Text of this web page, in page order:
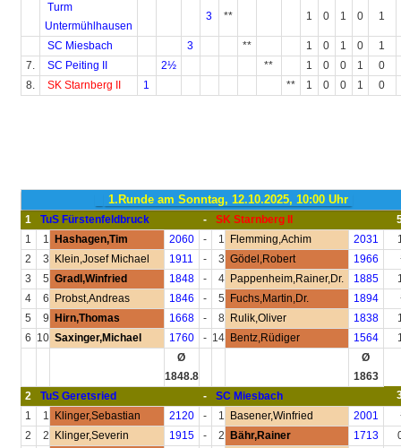
Turm
Untermühlhausen
3 ** 1 0 1 0 1
SC Miesbach 3 ** 1 0 1 0
1
7.
SC Peiting II 2½ ** 1 0 0 1 0
8.
SK Starnberg II 1 ** 1 0 0 1 0
1.Runde am Sonntag, 12.10.2025, 10:00 Uhr
1 TuS Fürstenfeldbruck - SK Starnberg II
1
1 Hashagen,Tim 2060 - 1 Flemming,Achim 2031
2
3 Klein,Josef Michael 1911 - 3 Gödel,Robert 1966
3
5 Gradl,Winfried 1848 - 4 Pappenheim,Rainer,Dr. 1885
4
6 Probst,Andreas 1846 - 5 Fuchs,Martin,Dr. 1894
5
9 Hirn,Thomas 1668 - 8 Rulik,Oliver 1838
6 10 Saxinger,Michael 1760 - 14 Bentz,Rüdiger 1564
Ø
1848.8
Ø
1863
2
TuS Geretsried - SC Miesbach
1
1 Klinger,Sebastian 2120 - 1 Basener,Winfried 2001
2
2 Klinger,Severin 1915 - 2 Bähr,Rainer 1713